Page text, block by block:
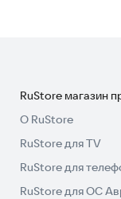
RuStore магазин
О RuStore
RuStore для TV
RuStore для
RuStore для ОС